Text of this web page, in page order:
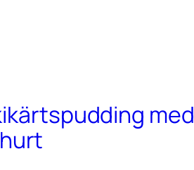
med